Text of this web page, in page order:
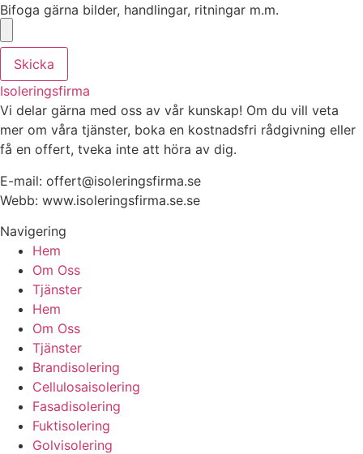
Bifoga gärna bilder, handlingar, ritningar m.m.
Skicka
Isoleringsfirma
Vi delar gärna med oss av vår kunskap! Om du vill veta
mer om våra tjänster, boka en kostnadsfri rådgivning eller
få en offert, tveka inte att höra av dig.
E-mail: offert@isoleringsfirma.se
Webb: www.isoleringsfirma.se.se
Navigering
Hem
Om Oss
Tjänster
Hem
Om Oss
Tjänster
Brandisolering
Cellulosaisolering
Fasadisolering
Fuktisolering
Golvisolering